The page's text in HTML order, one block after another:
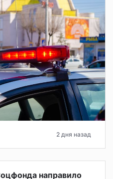
2 дня назад
направило